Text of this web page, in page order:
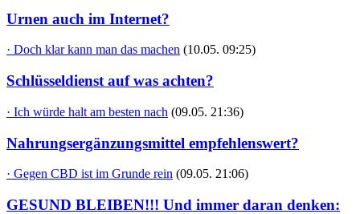
Urnen auch im Internet?
· Doch klar kann man das machen (10.05. 09:25)
Schlüsseldienst auf was achten?
· Ich würde halt am besten nach (09.05. 21:36)
Nahrungsergänzungsmittel empfehlenswert?
· Gegen CBD ist im Grunde rein (09.05. 21:06)
GESUND BLEIBEN!!! Und immer daran denken: